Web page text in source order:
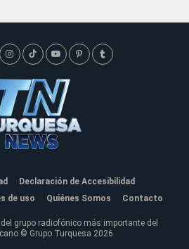
Declaración de Accesibilidad
de uso
Quiénes Somos Contacto
grupo radiofónico más importante del
© Grupo Turquesa 2026